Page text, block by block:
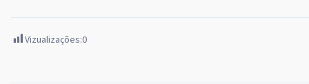
Vizualizações:0